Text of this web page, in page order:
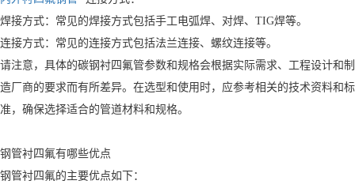
焊接方式：常见的焊接方式包括手工电弧焊、对焊、TIG焊等。
连接方式：常见的连接方式包括法兰连接、螺纹连接等。
请注意，具体的碳钢衬四氟管参数和规格会根据实际需求、工程设计和制
造厂商的要求而有所差异。在选型和使用时，应参考相关的技术资料和标
准，确保选择适合的管道材料和规格。
钢管衬四氟有哪些优点
钢管衬四氟的主要优点如下：